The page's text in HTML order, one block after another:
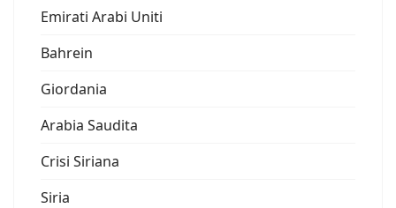
Emirati Arabi Uniti
Bahrein
Giordania
Arabia Saudita
Crisi Siriana
Siria